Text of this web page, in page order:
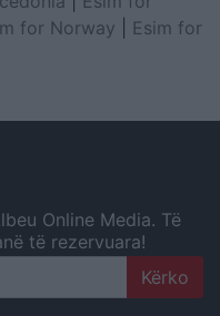
for Norway
Esim for
Online Media. Të
të rezervuara!